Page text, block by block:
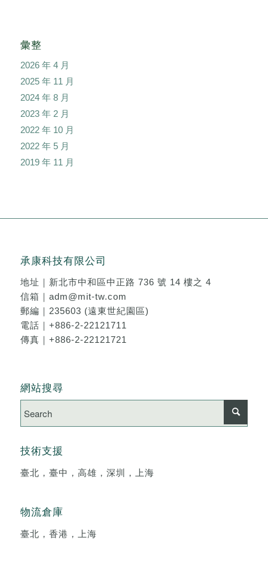
彙整
2026 年 4 月
2025 年 11 月
2024 年 8 月
2023 年 2 月
2022 年 10 月
2022 年 5 月
2019 年 11 月
承康科技有限公司
地址｜ 新北市中和區中正路 736 號 14 樓之 4
信箱｜ adm@mit-tw.com
郵編｜235603 (遠東世紀園區)
電話｜ +886-2-22121711
傳真｜+886-2-22121721
網站搜尋
技術支援
臺北，臺中，高雄，深圳，上海
物流倉庫
臺北，香港，上海